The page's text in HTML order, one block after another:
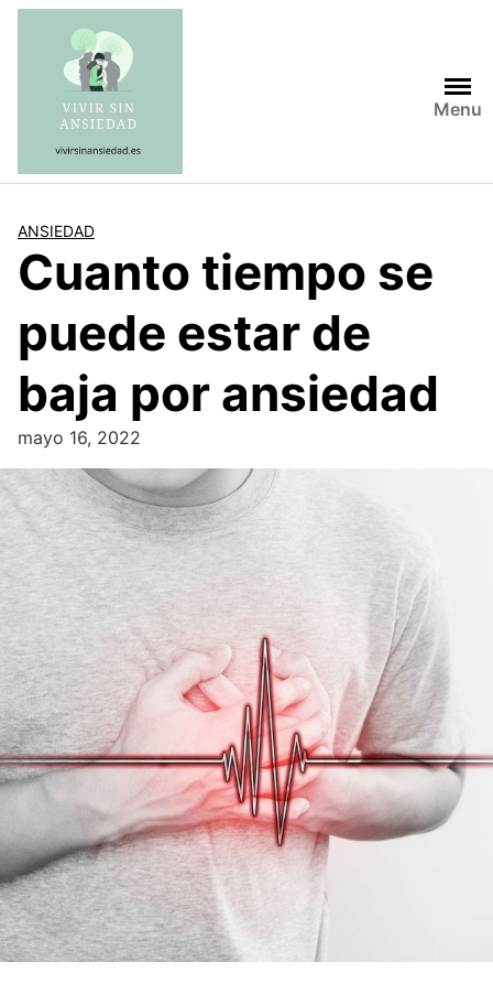
Saltar
contenido
Menu
ANSIEDAD
Cuanto tiempo se
puede estar de
baja por ansiedad
mayo 16, 2022